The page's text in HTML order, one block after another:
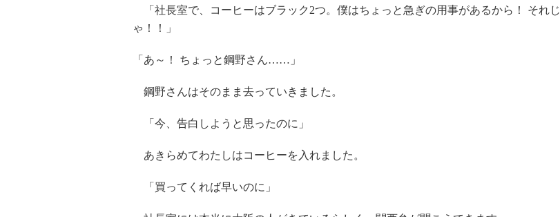
「社長室で、コーヒーはブラック2つ。僕はちょっと急ぎの用事があるから！ それじ
ゃ！！」
「あ～！ ちょっと鋼野さん……」
鋼野さんはそのまま去っていきました。
「今、告白しようと思ったのに」
あきらめてわたしはコーヒーを入れました。
「買ってくれば早いのに」